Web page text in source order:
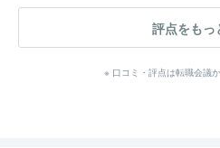
評点をもっ
※ 口コミ・評点は転職会議